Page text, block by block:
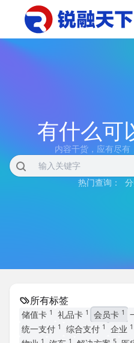
有什么可
内容干货，应有尽有
热门查询：
所有标签
储值卡 1 礼品卡 1 会员卡 1
统一支付 1 综合支付 1 企业 1
1 1 5